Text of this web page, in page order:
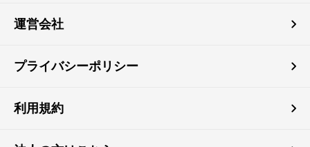
運営会社
プライバシーポリシー
利用規約